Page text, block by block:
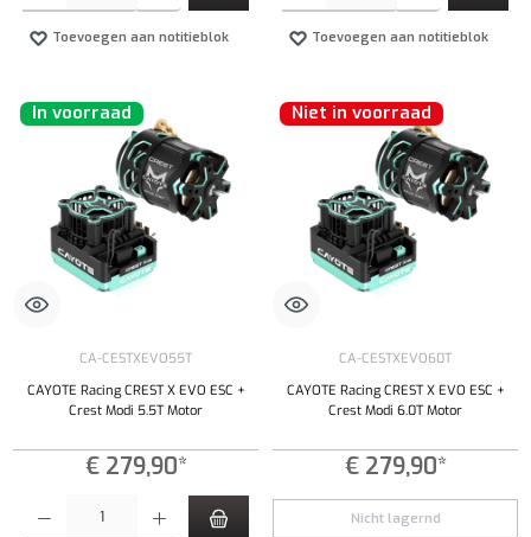
Toevoegen aan notitieblok Toevoegen aan notitieblok
In voorraad
CA-CESTXEVO55T
CAYOTE Racing CREST X EVO ESC +
Crest Modi 5.5T Motor
€ 279,90*
Producthoeveelheid: Voer de gewenste hoeveelheid in of gebruik de knoppen om de
Niet in voorraad
CA-CESTXEVO60T
CAYOTE Racing CREST X EVO ESC +
Crest Modi 6.0T Motor
€ 279,90*
Nicht lagernd